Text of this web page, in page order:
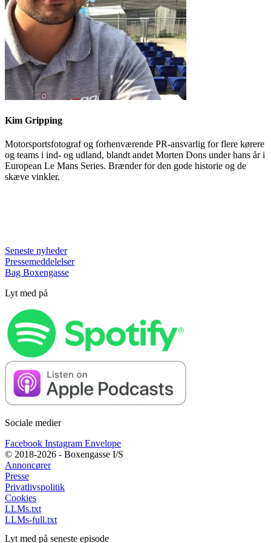
Kim Gripping
Motorsportsfotograf og forhenværende PR-ansvarlig for flere kørere
og teams i ind- og udland, blandt andet Morten Dons under hans år i
European Le Mans Series. Brænder for den gode historie og de
skæve vinkler.
Seneste nyheder
Pressemeddelelser
Bag Boxengasse
Lyt med på
Sociale medier
Facebook Instagram Envelope
© 2018-2026 - Boxengasse I/S
Annoncører
Presse
Privatlivspolitik
Cookies
LLMs.txt
LLMs-full.txt
Lyt med på seneste episode